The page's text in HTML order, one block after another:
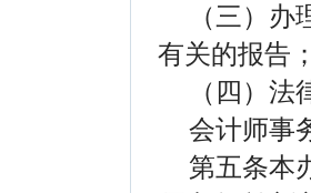
（三）
有关的报告
（四）
会计师事
第五条本